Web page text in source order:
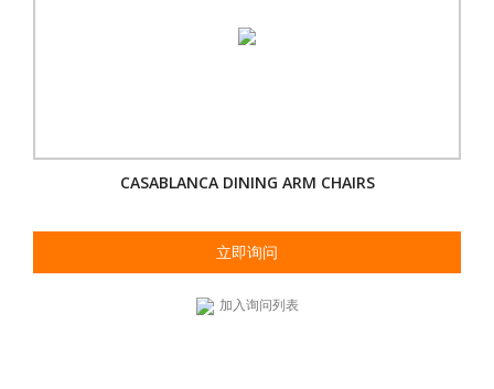
CASABLANCA DINING ARM CHAIRS
立即询问
加入询问列表